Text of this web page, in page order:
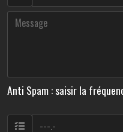
Anti Spam : saisir la